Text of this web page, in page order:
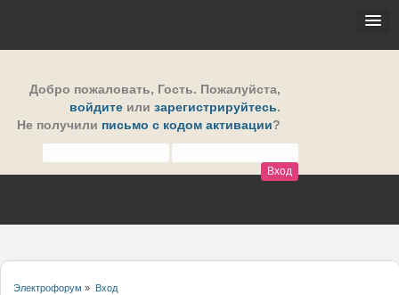
Добро пожаловать, Гость. Пожалуйста,
войдите или зарегистрируйтесь.
Не получили письмо с кодом активации?
Электрофорум » Вход